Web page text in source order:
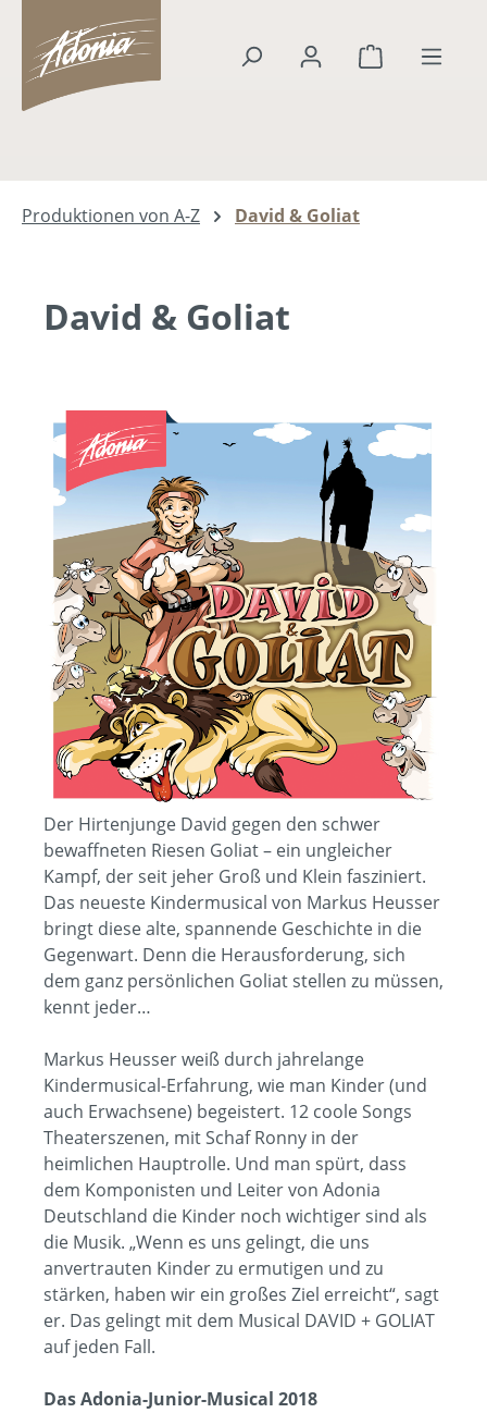
springen
Warenkorb
Produktionen von A-Z David & Goliat
David & Goliat
Der Hirtenjunge David gegen den schwer
bewaffneten Riesen Goliat – ein ungleicher
Kampf, der seit jeher Groß und Klein fasziniert.
Das neueste Kindermusical von Markus Heusser
bringt diese alte, spannende Geschichte in die
Gegenwart. Denn die Herausforderung, sich
dem ganz persönlichen Goliat stellen zu müssen,
kennt jeder…
Markus Heusser weiß durch jahrelange
Kindermusical-Erfahrung, wie man Kinder (und
auch Erwachsene) begeistert. 12 coole Songs
Theaterszenen, mit Schaf Ronny in der
heimlichen Hauptrolle. Und man spürt, dass
dem Komponisten und Leiter von Adonia
Deutschland die Kinder noch wichtiger sind als
die Musik. „Wenn es uns gelingt, die uns
anvertrauten Kinder zu ermutigen und zu
stärken, haben wir ein großes Ziel erreicht“, sagt
er. Das gelingt mit dem Musical DAVID + GOLIAT
auf jeden Fall.
Das Adonia-Junior-Musical 2018